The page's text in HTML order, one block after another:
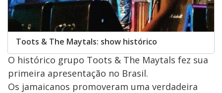
Toots & The Maytals: show histórico
O histórico grupo Toots & The Maytals fez sua
primeira apresentação no Brasil.
Os jamaicanos promoveram uma verdadeira